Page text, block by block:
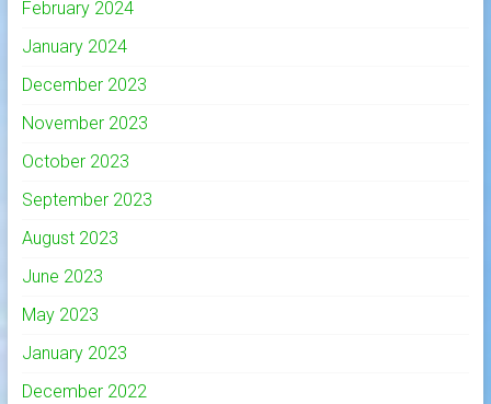
February 2024
January 2024
December 2023
November 2023
October 2023
September 2023
August 2023
June 2023
May 2023
January 2023
December 2022